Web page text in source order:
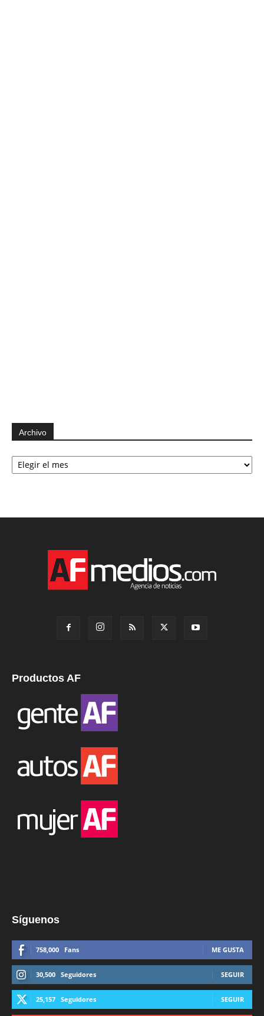
Archivo
Archivo
Productos AF
Síguenos
758,000 Fans ME GUSTA
30,500 Seguidores SEGUIR
25,157 Seguidores SEGUIR